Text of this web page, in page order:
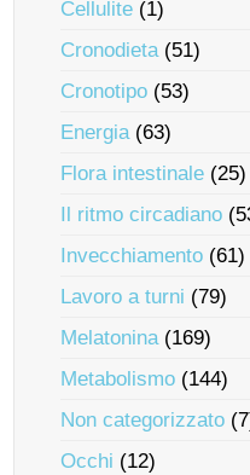
Cellulite (1)
Cronodieta(51)
Cronotipo (53)
Energia(63)
Flora intestinale (25)
Il ritmo circadiano
Invecchiamento (61)
Lavoro a turni (79)
Melatonina(169)
Metabolismo (144)
Non categorizzato
Occhi (12)